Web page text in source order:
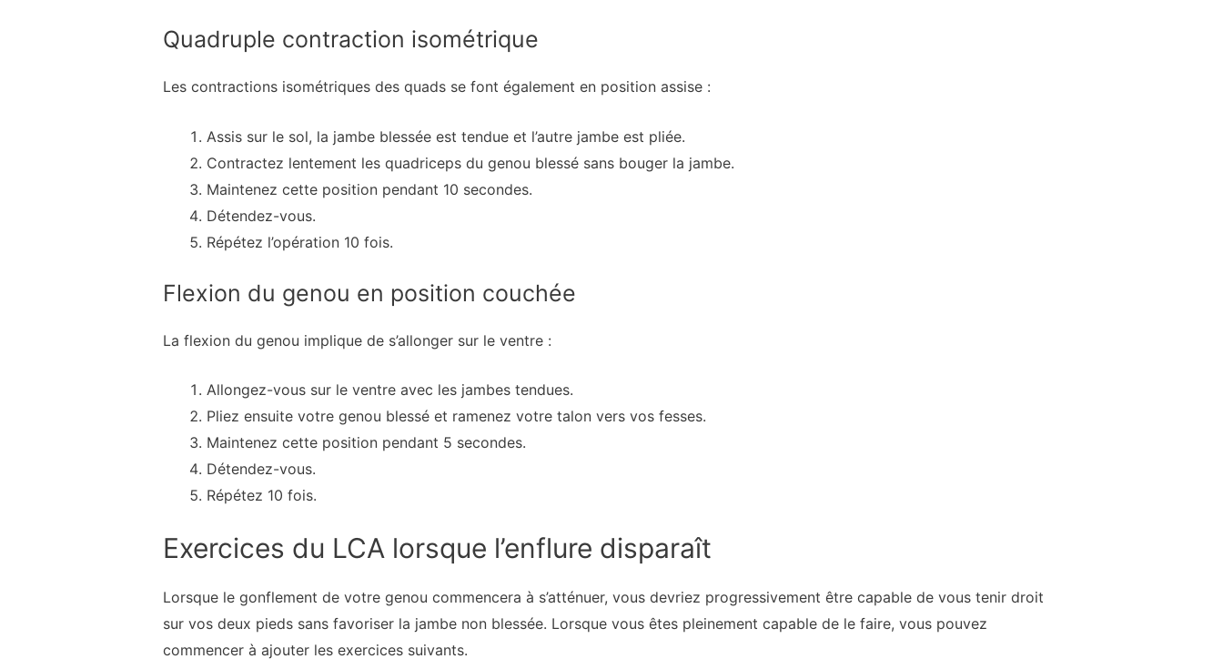
Quadruple contraction isométrique
Les contractions isométriques des quads se font également en position assise :
Assis sur le sol, la jambe blessée est tendue et l’autre jambe est pliée.
Contractez lentement les quadriceps du genou blessé sans bouger la jambe.
Maintenez cette position pendant 10 secondes.
Détendez-vous.
Répétez l’opération 10 fois.
Flexion du genou en position couchée
La flexion du genou implique de s’allonger sur le ventre :
Allongez-vous sur le ventre avec les jambes tendues.
Pliez ensuite votre genou blessé et ramenez votre talon vers vos fesses.
Maintenez cette position pendant 5 secondes.
Détendez-vous.
Répétez 10 fois.
Exercices du LCA lorsque l’enflure disparaît
Lorsque le gonflement de votre genou commencera à s’atténuer, vous devriez progressivement être capable de vous tenir droit
sur vos deux pieds sans favoriser la jambe non blessée. Lorsque vous êtes pleinement capable de le faire, vous pouvez
commencer à ajouter les exercices suivants.